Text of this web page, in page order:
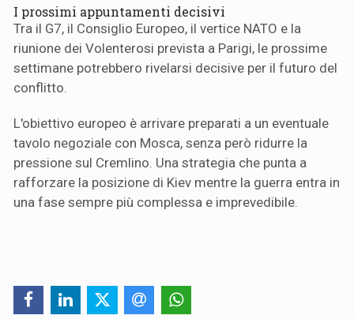
I prossimi appuntamenti decisivi
Tra il G7, il Consiglio Europeo, il vertice NATO e la
riunione dei Volenterosi prevista a Parigi, le prossime
settimane potrebbero rivelarsi decisive per il futuro del
conflitto.
L'obiettivo europeo è arrivare preparati a un eventuale
tavolo negoziale con Mosca, senza però ridurre la
pressione sul Cremlino. Una strategia che punta a
rafforzare la posizione di Kiev mentre la guerra entra in
una fase sempre più complessa e imprevedibile.